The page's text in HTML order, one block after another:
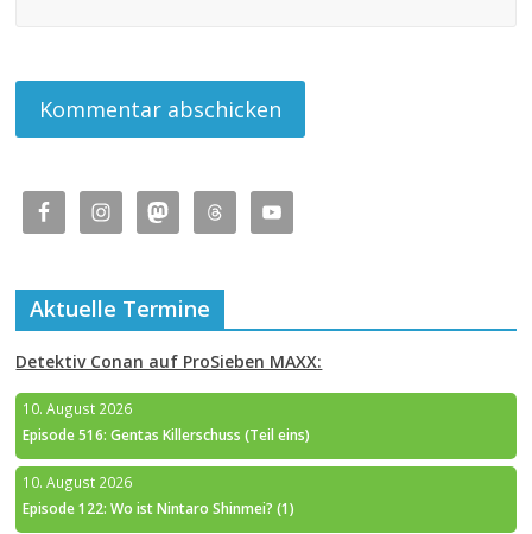
Aktuelle Termine
Detektiv Conan auf ProSieben MAXX:
10. August 2026
Episode 516: Gentas Killerschuss (Teil eins)
10. August 2026
Episode 122: Wo ist Nintaro Shinmei? (1)